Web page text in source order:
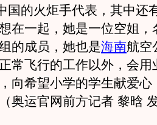
国的火炬手代表，其中还
在一起，她是一位空姐，
的成员，她也是海南航空
常飞行的工作以外，会用
向希望小学的学生献爱心
奥运官网前方记者 黎晗